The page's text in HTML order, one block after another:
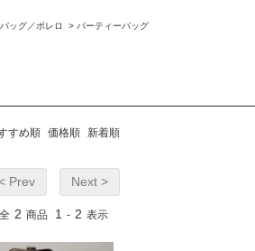
ッグ／ボレロ > パーティーバッグ
すめ順 価格順 新着順
Prev Next >
全 2 商品 1 - 2 表示